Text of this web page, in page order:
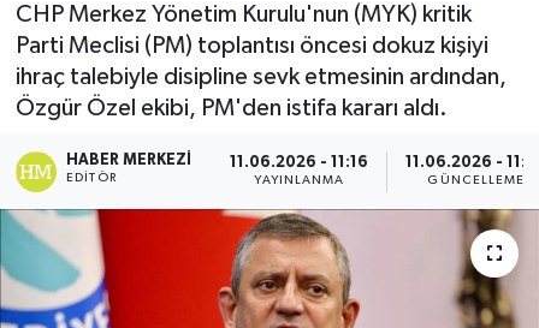
CHP Merkez Yönetim Kurulu'nun (MYK) kritik
Parti Meclisi (PM) toplantısı öncesi dokuz kişiyi
ihraç talebiyle disipline sevk etmesinin ardından,
Özgür Özel ekibi, PM'den istifa kararı aldı.
HABER MERKEZI
EDITÖR
11.06.2026 - 11:16
YAYINLANMA
11.06.2026 -
GÜNCELLEME
DÜNYA
EĞİTİM
EKONOMİ
ENGLISH
ESENTEPE
Son Dakika Haberleri
Haber Arşivi